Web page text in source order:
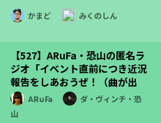
かまど みくのしん
【527】ARuFa・恐山の匿名ラ
ジオ「イベント直前につき近況
報告をしあおうぜ！（曲が出
た！）」
ARuFa
ダ・ヴィンチ・恐
山